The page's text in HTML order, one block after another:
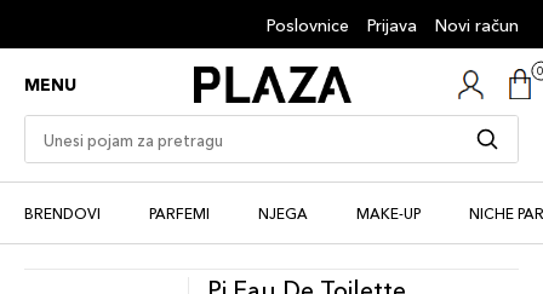
Poslovnice Prijava Novi račun
MENU
BRENDOVI PARFEMI NJEGA MAKE-UP NICHE